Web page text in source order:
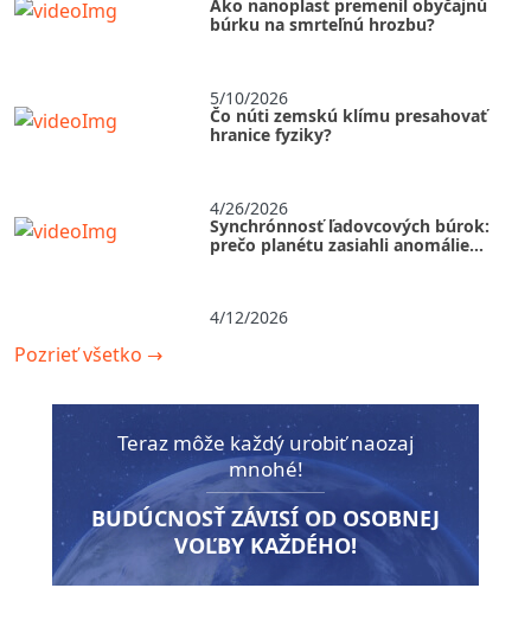
Ako nanoplast premenil obyčajnú
búrku na smrteľnú hrozbu?
5/10/2026
Čo núti zemskú klímu presahovať
hranice fyziky?
4/26/2026
Synchrónnosť ľadovcových búrok:
prečo planétu zasiahli anomálie
4/12/2026
Pozrieť všetko →
Teraz môže každý urobiť naozaj
mnohé!
BUDÚCNOSŤ ZÁVISÍ OD OSOBNEJ
VOĽBY KAŽDÉHO!